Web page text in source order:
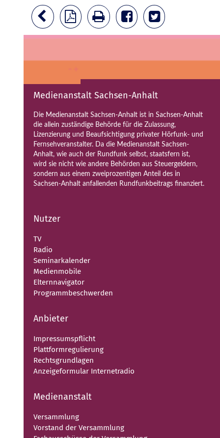
Medienanstalt Sachsen-Anhalt
Die Medienanstalt Sachsen-Anhalt ist in Sachsen-Anhalt
die allein zuständige Behörde für die Zulassung,
Lizenzierung und Beaufsichtigung privater Hörfunk- und
Fernsehveranstalter. Da die Medienanstalt Sachsen-
Anhalt, wie auch der Rundfunk selbst, staatsfern ist,
wird sie nicht wie andere Behörden aus Steuergeldern,
sondern aus einem zweiprozentigen Anteil des in
Sachsen-Anhalt anfallenden Rundfunkbeitrags finanziert.
Nutzer
TV
Radio
Seminarkalender
Medienmobile
Elternnavigator
Programmbeschwerden
Anbieter
Impressumspflicht
Plattformregulierung
Rechtsgrundlagen
Anzeigeformular Internetradio
Medienanstalt
Versammlung
Vorstand der Versammlung